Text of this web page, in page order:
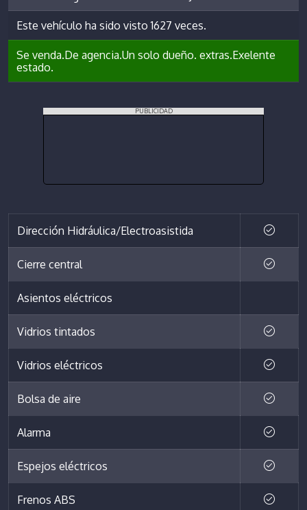
Este vehículo ha sido visto 1627 veces.
Se venda.De agencia.Un solo dueño. extras.Exelente
estado.
PUBLICIDAD
Dirección Hidráulica/Electroasistida
Cierre central
Asientos eléctricos
Vidrios tintados
Vidrios eléctricos
Bolsa de aire
Alarma
Espejos eléctricos
Frenos ABS